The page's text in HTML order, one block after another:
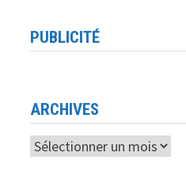
PUBLICITÉ
ARCHIVES
Archives